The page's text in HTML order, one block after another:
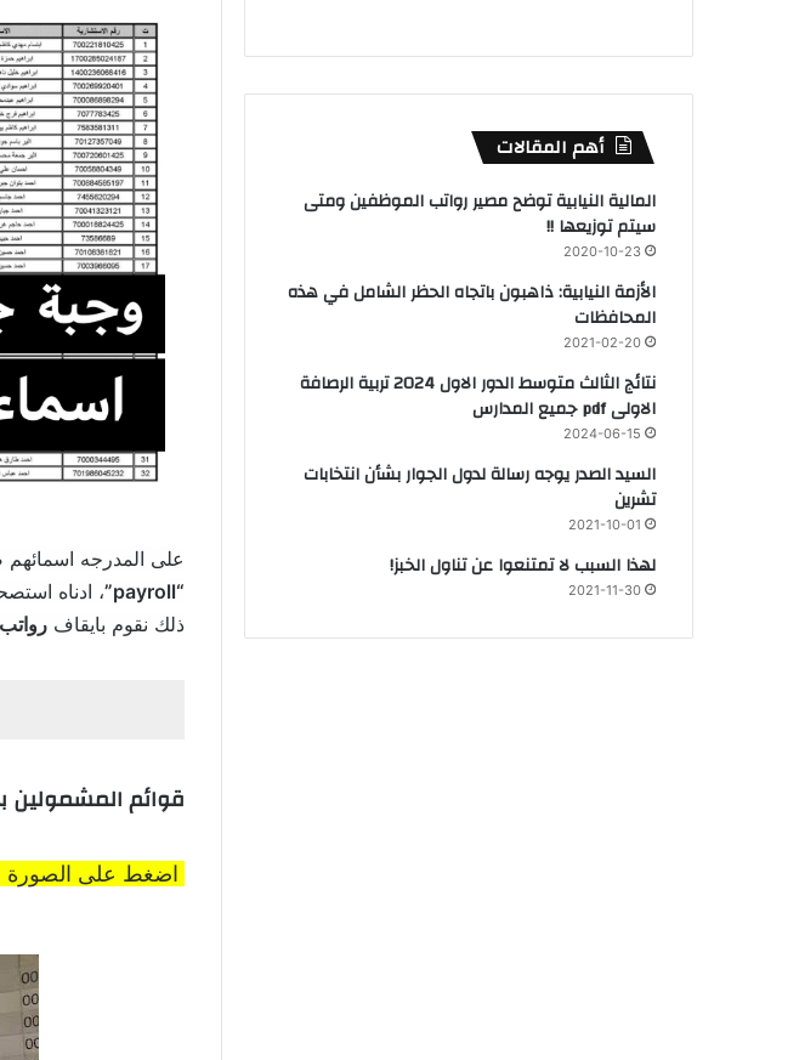
على المدرجه
“payroll”
، ادناه
ذلك نقوم بايقاف
قوائم المشمولين
اضغط على الصورة
أهم المقالات
المالية النيابية توضح مصير رواتب الموظفين ومتى
سيتم توزيعها !!
2020-10-23
الأزمة النيابية: ذاهبون باتجاه الحظر الشامل في هذه
المحافظات
2021-02-20
نتائج الثالث متوسط الدور الاول 2024 تربية الرصافة
الاولى pdf جميع المدارس
2024-06-15
السيد الصدر يوجه رسالة لدول الجوار بشأن انتخابات
تشرين
2021-10-01
لهذا السبب لا تمتنعوا عن تناول الخبز!
2021-11-30